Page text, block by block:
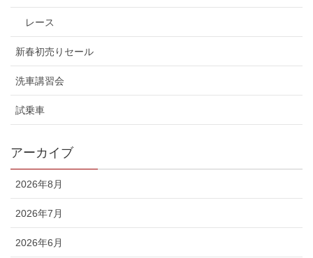
レース
新春初売りセール
洗車講習会
試乗車
アーカイブ
2026年8月
2026年7月
2026年6月